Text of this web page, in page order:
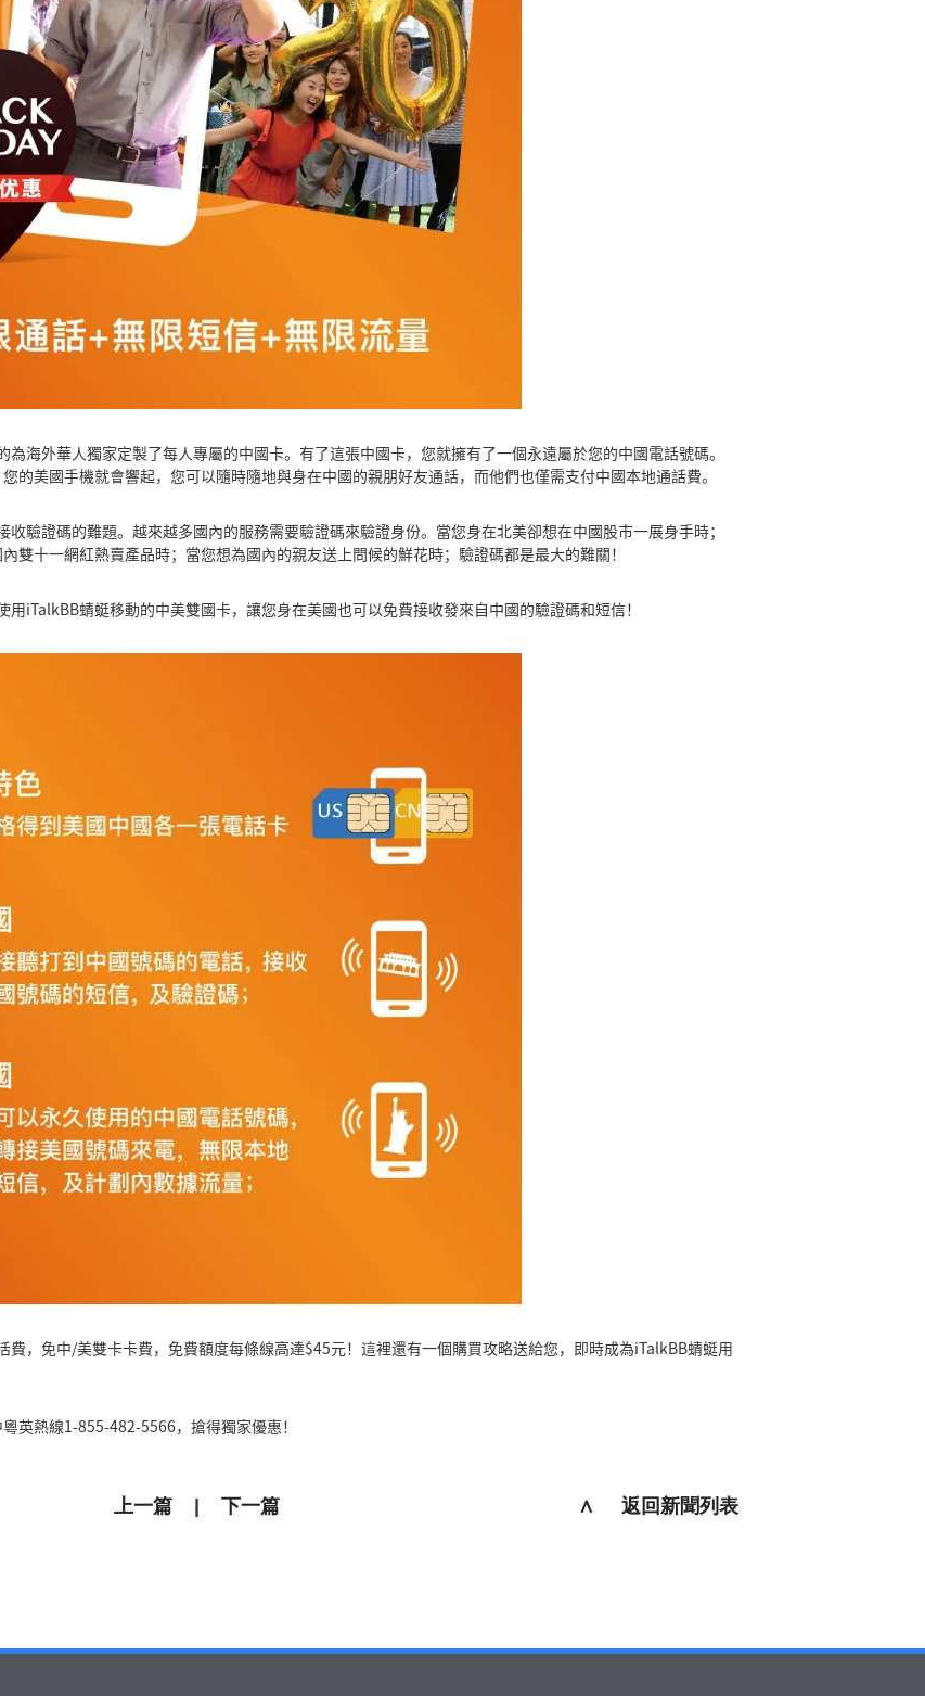
海外華人獨家定製了每人專屬的中國卡。有了這張中國卡，您就擁有了一個永遠屬於您的中國電話號碼。
的美國手機就會響起，您可以隨時隨地與身在中國的親朋好友通話，而他們也僅需支付中國本地通話費。
驗證碼的難題。越來越多國內的服務需要驗證碼來驗證身份。當您身在北美卻想在中國股市一展身手時；
雙十一網紅熱賣產品時；當您想為國內的親友送上問候的鮮花時；驗證碼都是最大的難關！
iTalkBB蜻蜓移動的中美雙國卡，讓您身在美國也可以免費接收發來自中國的驗證碼和短信！
，免中/美雙卡卡費，免費額度每條線高達$45元！這裡還有一個購買攻略送給您，即時成為iTalkBB蜻蜓用
英熱線1-855-482-5566，搶得獨家優惠！
上一篇| 下一篇 ∧ 返回新聞列表